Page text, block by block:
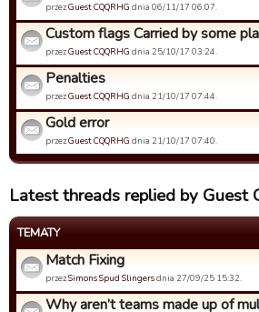
przezGuest CQQRHG dnia 06/11/17 06:07.
Custom flags Carried by some
przezGuest CQQRHG dnia 25/10/17 03:24.
Penalties
przezGuest CQQRHG dnia 21/10/17 07:44.
Gold error
przezGuest CQQRHG dnia 21/10/17 07:40.
Latest threads replied by Guest
TEMATY
Match Fixing
przezSimons Spud Slingersdnia 27/09/25 15:32.
Why aren’t teams made up of